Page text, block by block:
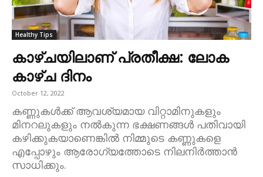
Healthy Tips
കാഴ്ചയിലാണ് പ്രതീക്ഷ: ലോക
കാഴ്ച ദിനം
October 12, 2022
കണ്ണുകൾക്ക് ആവശ്യമായ വിറ്റാമിനുകളും
മിനറലുകളും നൽകുന്ന ഭക്ഷണങ്ങൾ പതിവായി
കഴിക്കുകയാണെങ്കിൽ നിമ്മുടെ കണ്ണുകളെ
എപ്പോഴും ആരോഗ്യത്തോടെ നിലനിർത്താൻ
സാധിക്കും.